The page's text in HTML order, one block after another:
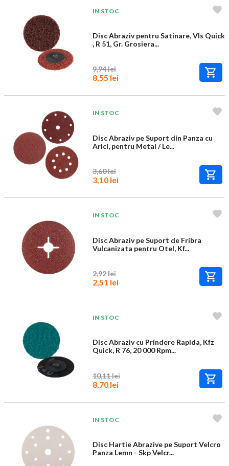
IN STOC
Disc Abraziv pentru Satinare, Vls Quick
, R 51, Gr. Grosiera...
9,94 lei
8,55 lei
IN STOC
Disc Abraziv pe Suport din Panza cu
Arici, pentru Metal / Le...
3,60 lei
3,10 lei
IN STOC
Disc Abraziv pe Suport de Fribra
Vulcanizata pentru Otel, Kf...
2,92 lei
2,51 lei
IN STOC
Disc Abraziv cu Prindere Rapida, Kfz
Quick, R 76, 20 000 Rpm...
10,11 lei
8,70 lei
IN STOC
Disc Hartie Abrazive pe Suport Velcro
Panza Lemn - Skp Velcr...